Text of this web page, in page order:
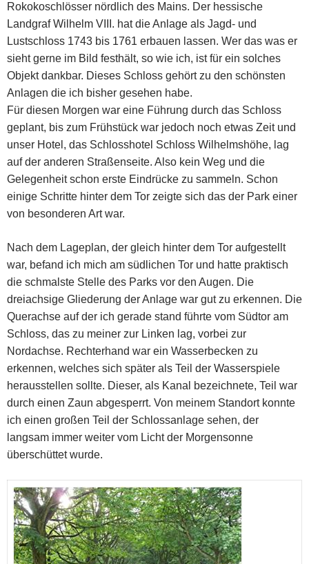
Rokokoschlösser nördlich des Mains. Der hessische
Landgraf Wilhelm VIII. hat die Anlage als Jagd- und
Lustschloss 1743 bis 1761 erbauen lassen. Wer das was er
sieht gerne im Bild festhält, so wie ich, ist für ein solches
Objekt dankbar. Dieses Schloss gehört zu den schönsten
Anlagen die ich bisher gesehen habe.
Für diesen Morgen war eine Führung durch das Schloss
geplant, bis zum Frühstück war jedoch noch etwas Zeit und
unser Hotel, das Schlosshotel Schloss Wilhelmshöhe, lag
auf der anderen Straßenseite. Also kein Weg und die
Gelegenheit schon erste Eindrücke zu sammeln. Schon
einige Schritte hinter dem Tor zeigte sich das der Park einer
von besonderen Art war.
Nach dem Lageplan, der gleich hinter dem Tor aufgestellt
war, befand ich mich am südlichen Tor und hatte praktisch
die schmalste Stelle des Parks vor den Augen. Die
dreiachsige Gliederung der Anlage war gut zu erkennen. Die
Querachse auf der ich gerade stand führte vom Südtor am
Schloss, das zu meiner zur Linken lag, vorbei zur
Nordachse. Rechterhand war ein Wasserbecken zu
erkennen, welches sich später als Teil der Wasserspiele
herausstellen sollte. Dieser, als Kanal bezeichnete, Teil war
durch einen Zaun abgesperrt. Von meinem Standort konnte
ich einen großen Teil der Schlossanlage sehen, der
langsam immer weiter vom Licht der Morgensonne
überschüttet wurde.